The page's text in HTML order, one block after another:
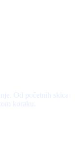
Od početnih skica
koraku.